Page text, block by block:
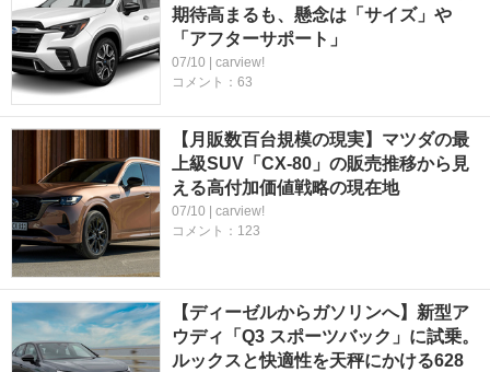
期待高まるも、懸念は「サイズ」や
「アフターサポート」
07/10 | carview!
コメント：63
【月販数百台規模の現実】マツダの最
上級SUV「CX-80」の販売推移から見
える高付加価値戦略の現在地
07/10 | carview!
コメント：123
【ディーゼルからガソリンへ】新型ア
ウディ「Q3 スポーツバック」に試乗。
ルックスと快適性を天秤にかける628